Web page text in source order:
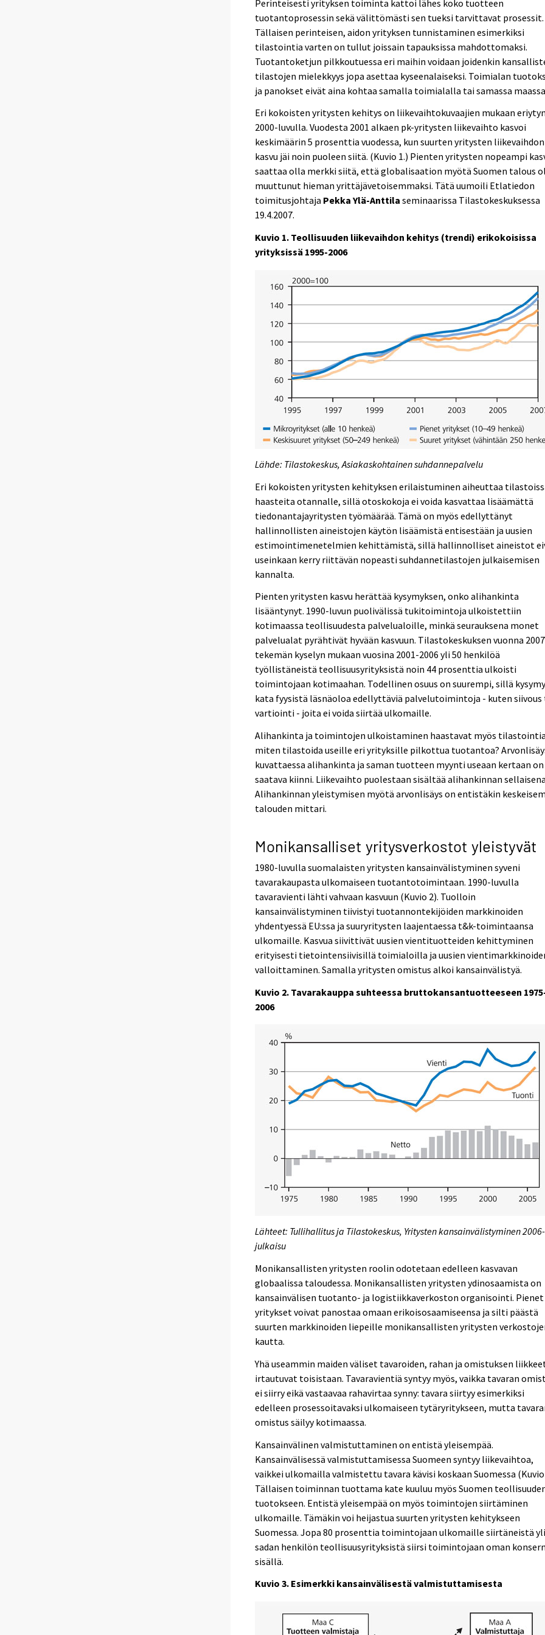
Perinteisesti yrityksen toiminta kattoi lähes koko tuotteen
tuotantoprosessin sekä välittömästi sen tueksi tarvittavat prosessit.
Tällaisen perinteisen, aidon yrityksen tunnistaminen esimerkiksi
tilastointia varten on tullut joissain tapauksissa mahdottomaksi.
Tuotantoketjun pilkkoutuessa eri maihin voidaan joidenkin
tilastojen mielekkyys jopa asettaa kyseenalaiseksi. Toimialan
ja panokset eivät aina kohtaa samalla toimialalla tai samassa
Eri kokoisten yritysten kehitys on liikevaihtokuvaajien mukaan
2000-luvulla. Vuodesta 2001 alkaen pk-yritysten liikevaihto kasvoi
keskimäärin 5 prosenttia vuodessa, kun suurten yritysten liikevaihdon
kasvu jäi noin puoleen siitä. (Kuvio 1.) Pienten yritysten nopeampi
saattaa olla merkki siitä, että globalisaation myötä Suomen talous
muuttunut hieman yrittäjävetoisemmaksi. Tätä uumoili Etlatiedon
toimitusjohtaja Pekka Ylä-Anttila seminaarissa Tilastokeskuksessa
19.4.2007.
Kuvio 1. Teollisuuden liikevaihdon kehitys (trendi) erikokoisissa
yrityksissä 1995-2006
Lähde: Tilastokeskus, Asiakaskohtainen suhdannepalvelu
Eri kokoisten yritysten kehityksen erilaistuminen aiheuttaa
haasteita otannalle, sillä otoskokoja ei voida kasvattaa lisäämättä
tiedonantajayritysten työmäärää. Tämä on myös edellyttänyt
hallinnollisten aineistojen käytön lisäämistä entisestään ja uusien
estimointimenetelmien kehittämistä, sillä hallinnolliset aineistot
useinkaan kerry riittävän nopeasti suhdannetilastojen julkaisemisen
kannalta.
Pienten yritysten kasvu herättää kysymyksen, onko alihankinta
lisääntynyt. 1990-luvun puolivälissä tukitoimintoja ulkoistettiin
kotimaassa teollisuudesta palvelualoille, minkä seurauksena monet
palvelualat pyrähtivät hyvään kasvuun. Tilastokeskuksen vuonna 2007
tekemän kyselyn mukaan vuosina 2001-2006 yli 50 henkilöä
työllistäneistä teollisuusyrityksistä noin 44 prosenttia ulkoisti
toimintojaan kotimaahan. Todellinen osuus on suurempi, sillä
kata fyysistä läsnäoloa edellyttäviä palvelutoimintoja - kuten siivous
vartiointi - joita ei voida siirtää ulkomaille.
Alihankinta ja toimintojen ulkoistaminen haastavat myös
miten tilastoida useille eri yrityksille pilkottua tuotantoa?
kuvattaessa alihankinta ja saman tuotteen myynti useaan kertaan on
saatava kiinni. Liikevaihto puolestaan sisältää alihankinnan
Alihankinnan yleistymisen myötä arvonlisäys on entistäkin
talouden mittari.
Monikansalliset yritysverkostot yleistyvät
1980-luvulla suomalaisten yritysten kansainvälistyminen syveni
tavarakaupasta ulkomaiseen tuotantotoimintaan. 1990-luvulla
tavaravienti lähti vahvaan kasvuun (Kuvio 2). Tuolloin
kansainvälistyminen tiivistyi tuotannontekijöiden markkinoiden
yhdentyessä EU:ssa ja suuryritysten laajentaessa t&k-toimintaansa
ulkomaille. Kasvua siivittivät uusien vientituotteiden kehittyminen
erityisesti tietointensiivisillä toimialoilla ja uusien
valloittaminen. Samalla yritysten omistus alkoi kansainvälistyä.
Kuvio 2. Tavarakauppa suhteessa bruttokansantuotteeseen
2006
Lähteet: Tullihallitus ja Tilastokeskus, Yritysten kansainvälistyminen 2006-
julkaisu
Monikansallisten yritysten roolin odotetaan edelleen kasvavan
globaalissa taloudessa. Monikansallisten yritysten ydinosaamista on
kansainvälisen tuotanto- ja logistiikkaverkoston organisointi. Pienet
yritykset voivat panostaa omaan erikoisosaamiseensa ja silti päästä
suurten markkinoiden liepeille monikansallisten yritysten
kautta.
Yhä useammin maiden väliset tavaroiden, rahan ja omistuksen
irtautuvat toisistaan. Tavaravientiä syntyy myös, vaikka tavaran
ei siirry eikä vastaavaa rahavirtaa synny: tavara siirtyy esimerkiksi
edelleen prosessoitavaksi ulkomaiseen tytäryritykseen, mutta
omistus säilyy kotimaassa.
Kansainvälinen valmistuttaminen on entistä yleisempää.
Kansainvälisessä valmistuttamisessa Suomeen syntyy liikevaihtoa,
vaikkei ulkomailla valmistettu tavara kävisi koskaan Suomessa (Kuvio
Tällaisen toiminnan tuottama kate kuuluu myös Suomen
tuotokseen. Entistä yleisempää on myös toimintojen siirtäminen
ulkomaille. Tämäkin voi heijastua suurten yritysten kehitykseen
Suomessa. Jopa 80 prosenttia toimintojaan ulkomaille siirtäneistä
sadan henkilön teollisuusyrityksistä siirsi toimintojaan oman
sisällä.
Kuvio 3. Esimerkki kansainvälisestä valmistuttamisesta